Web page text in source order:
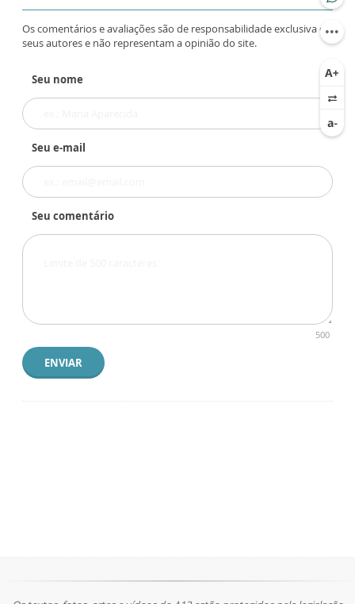
Os comentários e avaliações são de responsabilidade exclusiva de
seus autores e não representam a opinião do site.
Seu nome
Seu e-mail
Seu comentário
500
ENVIAR